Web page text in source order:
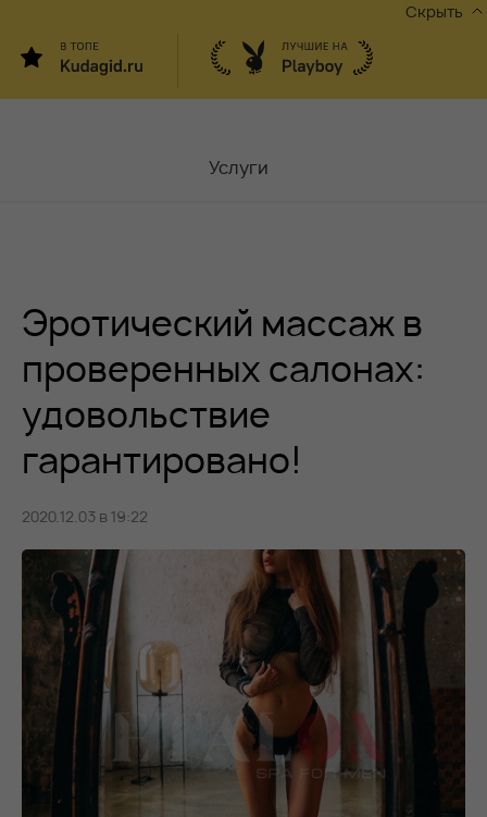
Скрыть
Услуги
Вакансии
Блог
Москва,
+7 912 076-93-01
RU EN
Эротический массаж в
проверенных салонах:
удовольствие
гарантировано!
2020.12.03 в 19:22